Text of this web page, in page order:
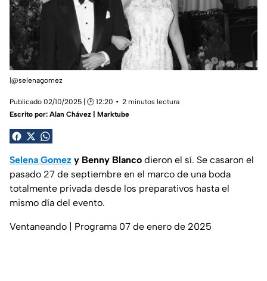
|@selenagomez
Publicado 02/10/2025 | 🕑 12:20
2 minutos lectura
Escrito por: Alan Chávez | Marktube
Selena Gomez y Benny Blanco dieron el sí. Se casaron el
pasado 27 de septiembre en el marco de una boda
totalmente privada desde los preparativos hasta el
mismo día del evento.
Ventaneando | Programa 07 de enero de 2025